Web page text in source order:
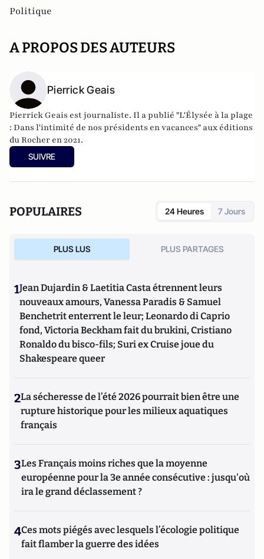
Politique
A PROPOS DES AUTEURS
Pierrick Geais
Pierrick Geais est journaliste. Il a publié "L'Élysée à la plage
: Dans l'intimité de nos présidents en vacances" aux éditions
du Rocher en 2021.
SUIVRE
POPULAIRES 24 Heures 7 Jours
PLUS LUS PLUS PARTAGES
1Jean Dujardin & Laetitia Casta étrennent leurs
nouveaux amours, Vanessa Paradis & Samuel
Benchetrit enterrent le leur; Leonardo di Caprio
fond, Victoria Beckham fait du brukini, Cristiano
Ronaldo du bisco-fils; Suri ex Cruise joue du
Shakespeare queer
2La sécheresse de l’été 2026 pourrait bien être une
rupture historique pour les milieux aquatiques
français
3Les Français moins riches que la moyenne
européenne pour la 3e année consécutive : jusqu'où
ira le grand déclassement ?
4Ces mots piégés avec lesquels l’écologie politique
fait flamber la guerre des idées